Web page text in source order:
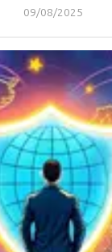
09/08/2025